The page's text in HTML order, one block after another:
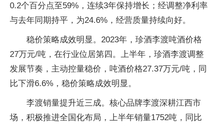
0.2个百分点至59%，连续3年保持增长；经调整净利率
与去年同期持平，为24.6%，经营质量持续向好。
稳价策略成效明显。2023年，珍酒李渡吨酒价格
27万元/吨，在行业位居第四。上半年，珍酒李渡调整
发展节奏，主动控量稳价，吨酒价格27.37万元/吨，同
比下滑6.6%，稳价策略成效明显。
李渡销量提升近三成。核心品牌李渡深耕江西市
场，积极推进全国化布局，上半年销量1752吨，同比